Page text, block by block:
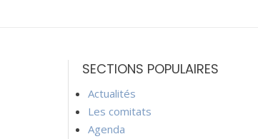
SECTIONS POPULAIRES
Actualités
Les comitats
Agenda